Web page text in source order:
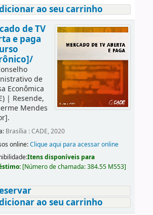
ao seu carrinho
de TV
e paga
de
Econômica
| Resende,
Mendes
.
Brasília : CADE, 2020
online:Clique aqui para acessar online
Itens disponíveis para
[Número de chamada:384.55 M553]
ao seu carrinho